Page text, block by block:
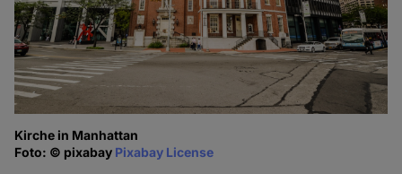
Kirche in Manhattan
Foto: © pixabay Pixabay License